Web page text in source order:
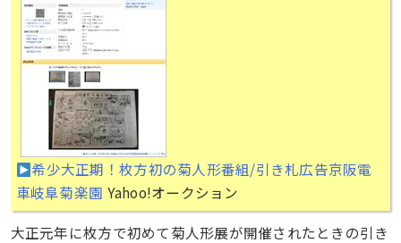
希少大正期！枚方初の菊人形番組/引き札広告京阪電
車岐阜菊楽園 Yahoo!オークション
大正元年に枚方で初めて菊人形展が開催されたときの引き